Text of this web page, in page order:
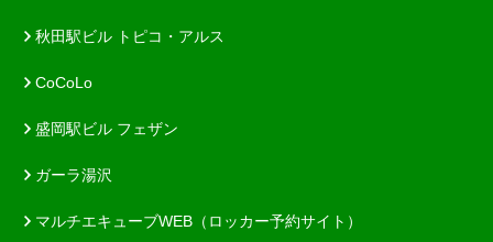
秋田駅ビル トピコ・アルス
CoCoLo
盛岡駅ビル フェザン
ガーラ湯沢
マルチエキューブWEB（ロッカー予約サイト）